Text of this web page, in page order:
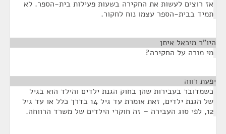
אז רוצים לעשות את החקירה בשעות פעילות בית-הספר. לא
תמיד בבית-הספר עצמו נוח לחקור.
היו"ר מיכאל איתן
מי מורה על החקירה?
יפעת רווה
כשמדובר בעבירות שהן בחוק הגנת ילדים והילד הוא בגיל
של הגנת ילדים, זאת אומרת עד גיל 14 בדרך כלל או עד גיל
12, לפי סוג העבירה – זה חוקרי הילדים של משרד הרווחה.